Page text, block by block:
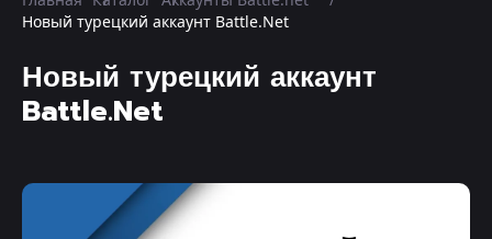
Новый турецкий аккаунт Battle.Net
Новый турецкий аккаунт
Battle.Net